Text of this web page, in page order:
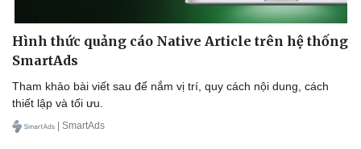
Hình thức quảng cáo Native Article trên hệ thống
SmartAds
Tham khảo bài viết sau để nắm vị trí, quy cách nội dung, cách
thiết lập và tối ưu.
| SmartAds